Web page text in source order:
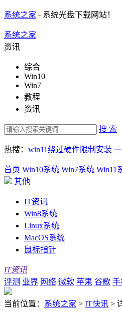
系统之家 - 系统光盘下载网站！
系统之家
资讯
综合
Win10
Win7
教程
资讯
搜 索
热搜： win11绕过硬件限制安装
首页 Win10系统 Win7系统 Win11
其他
IT资讯
Win8系统
Linux系统
MacOS系统
鼠标指针
IT资讯
评测 业界 网络 微软 苹果 谷歌 手
当前位置： 系统之家 > IT快讯 >